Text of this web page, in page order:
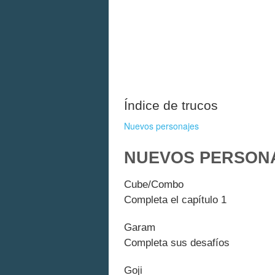
Índice de trucos
Nuevos personajes
NUEVOS
Cube/Combo
Completa el capítulo 1
Garam
Completa sus desafíos
Goji